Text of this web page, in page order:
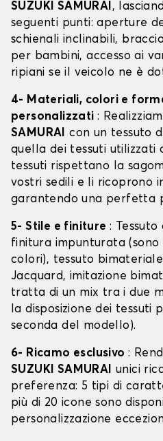
SUZUKI SAMURAI,
seguenti punti: aperture
schienali inclinabili,
per bambini, accesso ai
ripiani se il veicolo ne è
4- Materiali, colori e
personalizzati:
SAMURAI con un tessuto
quella dei tessuti utilizzati
tessuti rispettano la
vostri sedili e li ricoprono
garantendo una perfetta
5- Stile e finiture :
finitura impunturata (sono
colori), tessuto
Jacquard, imitazione
tratta di un mix tra i due
la disposizione dei tessuti
seconda del modello).
6- Ricamo esclusivo :
SUZUKI SAMURAI unici
preferenza: 5 tipi di
più di 20 icone sono
personalizzazione